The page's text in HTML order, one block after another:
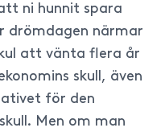
ni hunnit spara
drömdagen närmar
att vänta flera år
skull, även
för den
Men om man